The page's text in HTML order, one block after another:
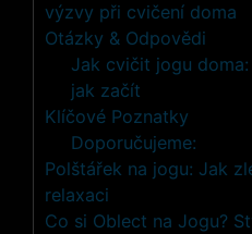
výzvy při cvičení doma
Otázky & Odpovědi
Jak cvičit jogu
jak začít
Klíčové Poznatky
Doporučujeme:
Polštářek na jogu: Jak
relaxaci
Co si Oblect na Jogu?